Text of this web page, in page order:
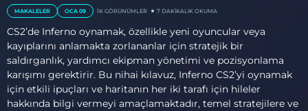
MAKALELER OCA 09 1K GÖRÜNÜMLER 7 DAKIKALIK OKUMA
CS2’de Inferno oynamak, özellikle yeni oyuncular veya
kayıplarını anlamakta zorlananlar için stratejik bir
saldırganlık, yardımcı ekipman yönetimi ve pozisyonlama
karışımı gerektirir. Bu nihai kılavuz, Inferno CS2’yi oynamak
için etkili ipuçları ve haritanın her iki tarafı için hileler
hakkında bilgi vermeyi amaçlamaktadır, temel stratejilere ve